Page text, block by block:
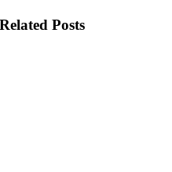
Related Posts